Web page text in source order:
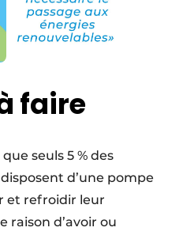
faire
seuls 5 % des
d’une pompe
et refroidir leur
raison d’avoir ou